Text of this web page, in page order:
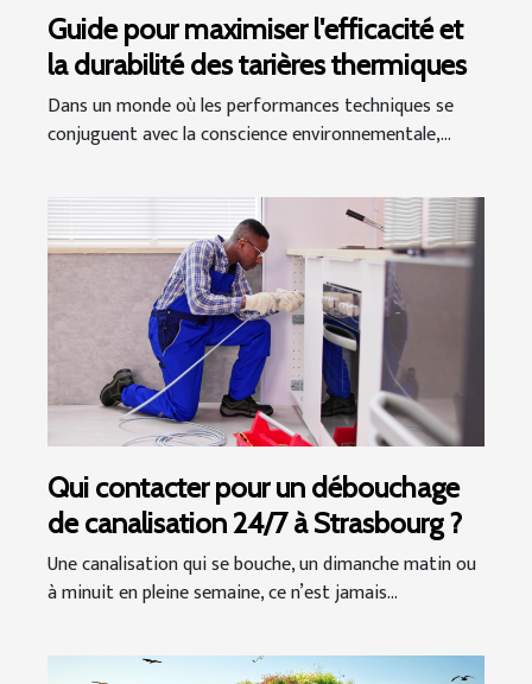
Guide pour maximiser l'efficacité et
la durabilité des tarières thermiques
Dans un monde où les performances techniques se
conjuguent avec la conscience environnementale,...
Qui contacter pour un débouchage
de canalisation 24/7 à Strasbourg ?
Une canalisation qui se bouche, un dimanche matin ou
à minuit en pleine semaine, ce n’est jamais...